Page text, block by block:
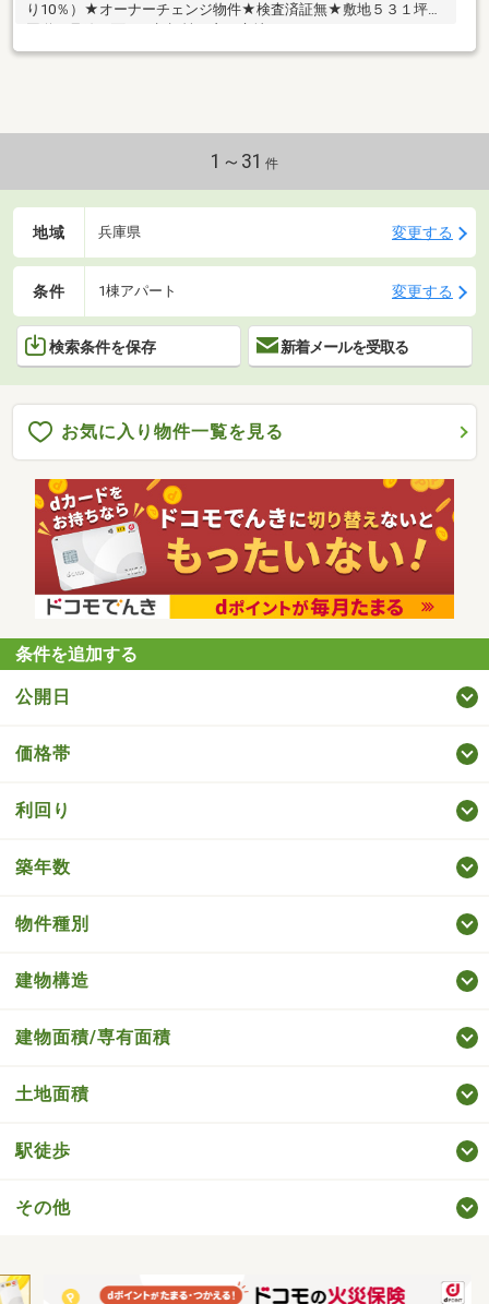
り10％）★オーナーチェンジ物件★検査済証無★敷地５３１坪★
1～31 件
地域 兵庫県 変更する
条件 1棟アパート 変更する
検索条件を保存 新着メールを受取る
お気に入り物件一覧を見る
条件を追加する
公開日
価格帯
利回り
築年数
物件種別
建物構造
建物面積/専有面積
土地面積
駅徒歩
その他